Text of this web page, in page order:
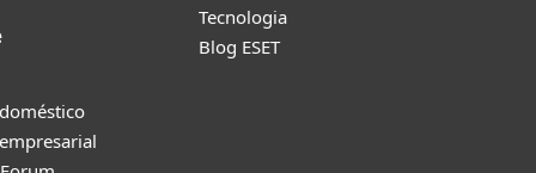
Tecnologia
Blog ESET